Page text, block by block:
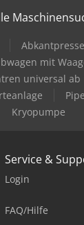
mit
universal ab
Kryopumpe
Service &
Login
FAQ/Hilfe